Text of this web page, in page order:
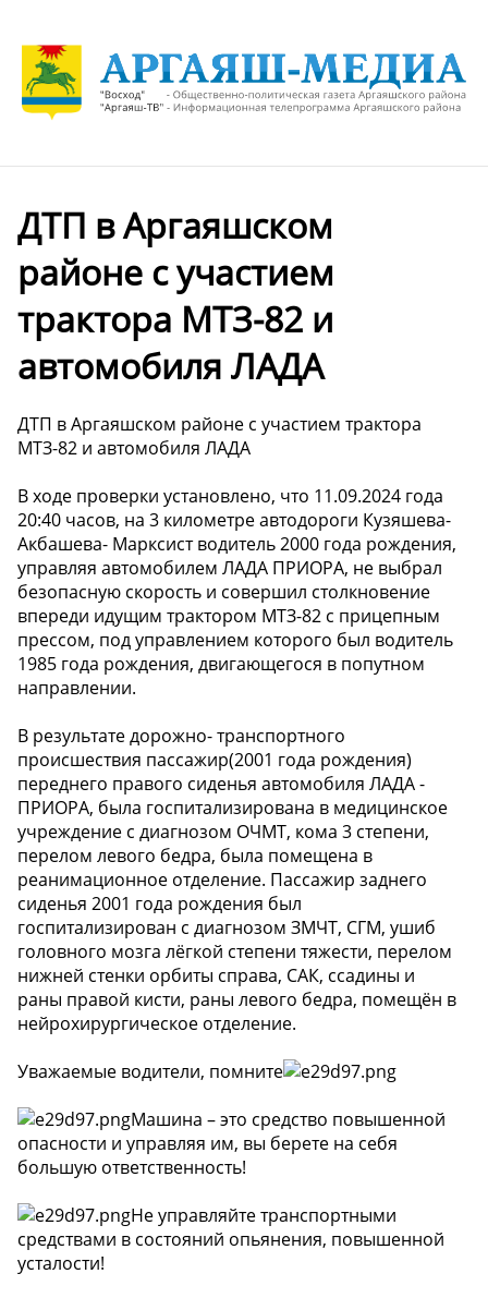
ДТП в Аргаяшском
районе с участием
трактора МТЗ-82 и
автомобиля ЛАДА
ДТП в Аргаяшском районе с участием трактора
МТЗ-82 и автомобиля ЛАДА
В ходе проверки установлено, что 11.09.2024 года
20:40 часов, на 3 километре автодороги Кузяшева-
Акбашева- Марксист водитель 2000 года рождения,
управляя автомобилем ЛАДА ПРИОРА, не выбрал
безопасную скорость и совершил столкновение
впереди идущим трактором МТЗ-82 с прицепным
прессом, под управлением которого был водитель
1985 года рождения, двигающегося в попутном
направлении.
В результате дорожно- транспортного
происшествия пассажир(2001 года рождения)
переднего правого сиденья автомобиля ЛАДА -
ПРИОРА, была госпитализирована в медицинское
учреждение с диагнозом ОЧМТ, кома 3 степени,
перелом левого бедра, была помещена в
реанимационное отделение. Пассажир заднего
сиденья 2001 года рождения был
госпитализирован с диагнозом ЗМЧТ, СГМ, ушиб
головного мозга лёгкой степени тяжести, перелом
нижней стенки орбиты справа, САК, ссадины и
раны правой кисти, раны левого бедра, помещён в
нейрохирургическое отделение.
Уважаемые водители, помните
Машина – это средство повышенной
опасности и управляя им, вы берете на себя
большую ответственность!
Не управляйте транспортными
средствами в состояний опьянения, повышенной
усталости!